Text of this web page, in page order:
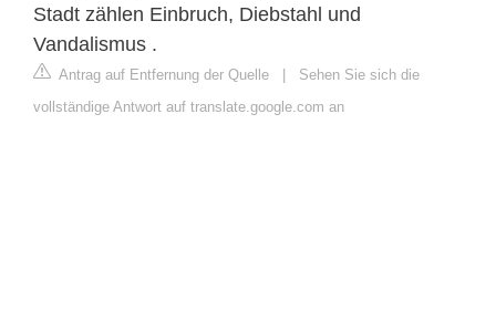
Stadt zählen Einbruch, Diebstahl und
Vandalismus .
Antrag auf Entfernung der Quelle | Sehen Sie sich die
vollständige Antwort auf translate.google.com an